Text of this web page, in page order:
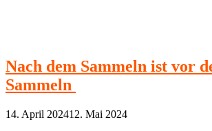
Nach dem Sammeln ist vor
Sammeln
14. April 202412. Mai 2024